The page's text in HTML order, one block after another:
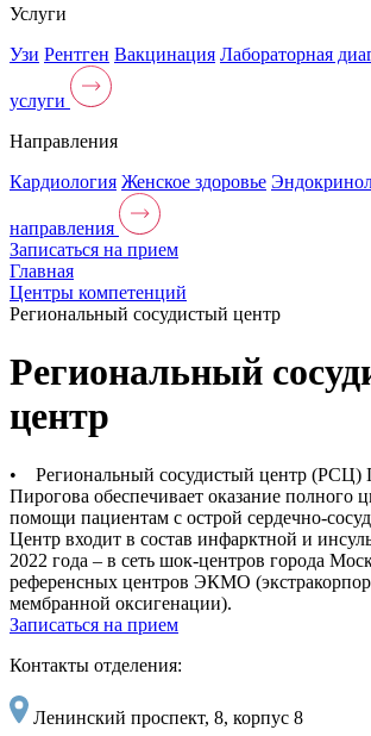
Услуги
Узи Рентген Вакцинация Лабораторная
услуги
Направления
Кардиология Женское здоровье
направления
Записаться на прием
Главная
Центры компетенций
Региональный сосудистый центр
Региональный
центр
• Региональный сосудистый центр
Пирогова обеспечивает оказание полного
помощи пациентам с острой сердечно-
Центр входит в состав инфарктной и
2022 года – в сеть шок-центров города
референсных центров ЭКМО
мембранной оксигенации).
Записаться на прием
Контакты отделения:
Ленинский проспект, 8, корпус 8